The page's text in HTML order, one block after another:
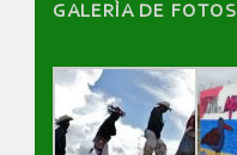
GALERÌA DE FOTOS